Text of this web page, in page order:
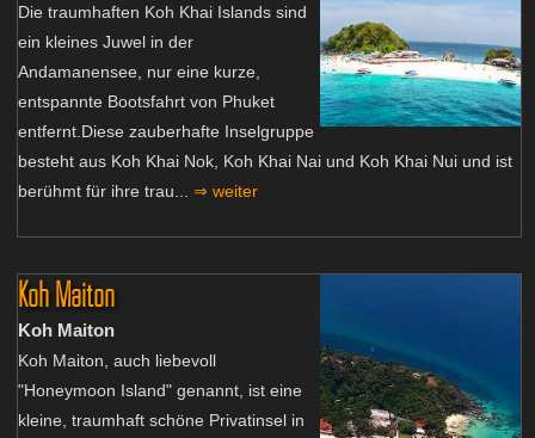
Die traumhaften Koh Khai Islands sind
ein kleines Juwel in der
Andamanensee, nur eine kurze,
entspannte Bootsfahrt von Phuket
entfernt.Diese zauberhafte Inselgruppe
besteht aus Koh Khai Nok, Koh Khai Nai und Koh Khai Nui und ist
berühmt für ihre trau... ⇒ weiter
Koh Maiton
Koh Maiton
Koh Maiton, auch liebevoll
"Honeymoon Island" genannt, ist eine
kleine, traumhaft schöne Privatinsel in